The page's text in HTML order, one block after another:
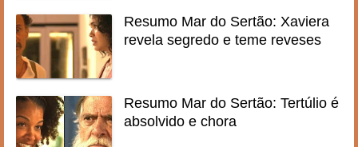
Resumo Mar do Sertão: Xaviera
revela segredo e teme reveses
Resumo Mar do Sertão: Tertúlio é
absolvido e chora